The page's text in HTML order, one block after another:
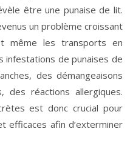
être une punaise de lit.
un problème croissant
même les transports en
infestations de punaises de
des démangeaisons
des réactions allergiques.
est donc crucial pour
efficaces afin d’exterminer